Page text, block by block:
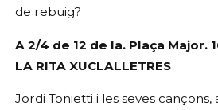
de rebuig?
A 2/4 de 12 de la. Plaça Major.
LA RITA XUCLALLETRES
Jordi Tonietti i les seves